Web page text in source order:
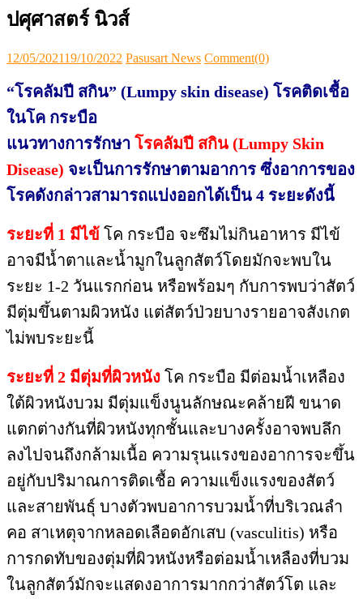
ปศุศาสตร์ นิวส์
Posted
12/05/202119/10/2022 Author
Pasusart News Comment(0)
“โรคลัมปี สกิน” (Lumpy skin disease) โรคติดเชื้อ
ในโค กระบือ
แนวทางการรักษา โรคลัมปี สกิน (Lumpy Skin
Disease) จะเป็นการรักษาตามอาการ ซึ่งอาการของ
โรคดังกล่าวสามารถแบ่งออกได้เป็น 4 ระยะดังนี้
ระยะที่ 1 มีไข้ โค กระบือ จะซึมไม่กินอาหาร มีไข้
อาจมีน้ำตาและน้ำมูกในลูกสัตว์โดยมักจะพบใน
ระยะ 1-2 วันแรกก่อน หรือพร้อมๆ กับการพบว่าสัตว์
มีตุ่มขึ้นตามผิวหนัง แต่สัตว์ป่วยบางรายอาจสังเกต
ไม่พบระยะนี้
ระยะที่ 2 มีตุ่มที่ผิวหนัง โค กระบือ มีต่อมน้ำเหลือง
ใต้ผิวหนังบวม มีตุ่มแข็งนูนลักษณะคล้ายฝี ขนาด
แตกต่างกันที่ผิวหนังทุกชั้นและบางครั้งอาจพบลึก
ลงไปจนถึงกล้ามเนื้อ ความรุนแรงของอาการจะขึ้น
อยู่กับปริมาณการติดเชื้อ ความแข็งแรงของสัตว์
และสายพันธุ์ บางตัวพบอาการบวมน้ำที่บริเวณลำ
คอ สาเหตุจากหลอดเลือดอักเสบ (vasculitis) หรือ
การกดทับของตุ่มที่ผิวหนังหรือต่อมน้ำเหลืองที่บวม
ในลูกสัตว์มักจะแสดงอาการมากกว่าสัตว์โต และ